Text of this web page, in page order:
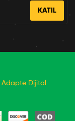
KATIL
Adapte Dijital